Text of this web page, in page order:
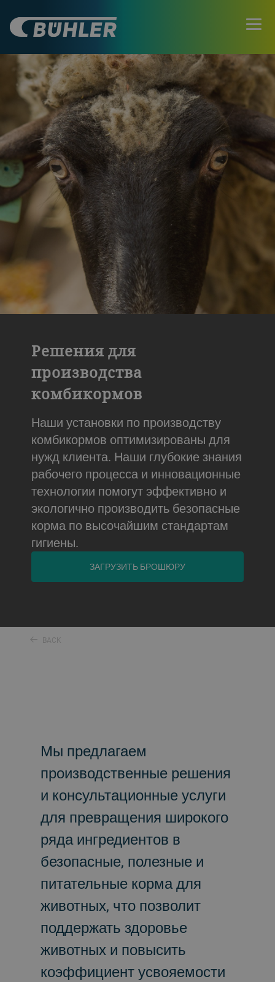
Решения для
производства
комбикормов
Наши установки по производству
комбикормов оптимизированы для
нужд клиента. Наши глубокие знания
рабочего процесса и инновационные
технологии помогут эффективно и
экологично производить безопасные
корма по высочайшим стандартам
гигиены.
ЗАГРУЗИТЬ БРОШЮРУ
BACK
Мы предлагаем
производственные решения
и консультационные услуги
для превращения широкого
ряда ингредиентов в
безопасные, полезные и
питательные корма для
животных, что позволит
поддержать здоровье
животных и повысить
коэффициент усвояемости